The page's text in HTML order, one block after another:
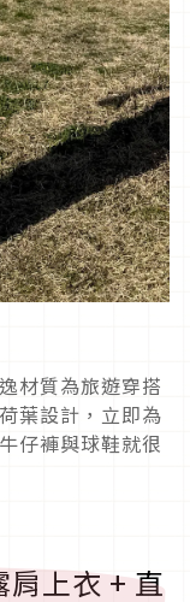
材質為旅遊穿搭
葉設計，立即為
仔褲與球鞋就很
肩上衣+直